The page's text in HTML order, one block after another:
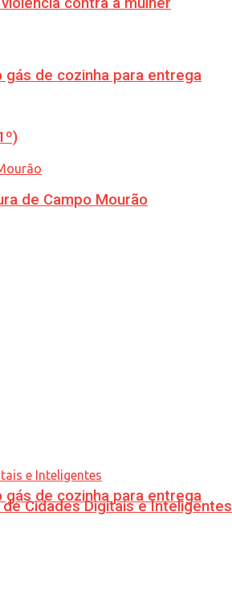
de cozinha para entrega
de cozinha para entrega
de Campo Mourão
Cidades Digitais e Inteligentes